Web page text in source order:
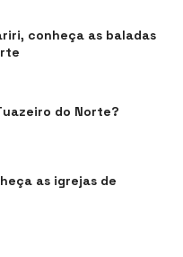
conheça as baladas
do Norte?
as igrejas de